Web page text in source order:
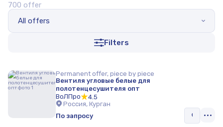
Задвижки шиберные
All offers
Filters
700 offer
Permanent offer, piece by piece
Вентиля угловые белые для
полотенцесушителя опт
ВоЛПро
4.5
Россия, Курган
По запросу